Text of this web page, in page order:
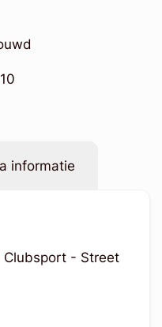
informatie
Clubsport - Street